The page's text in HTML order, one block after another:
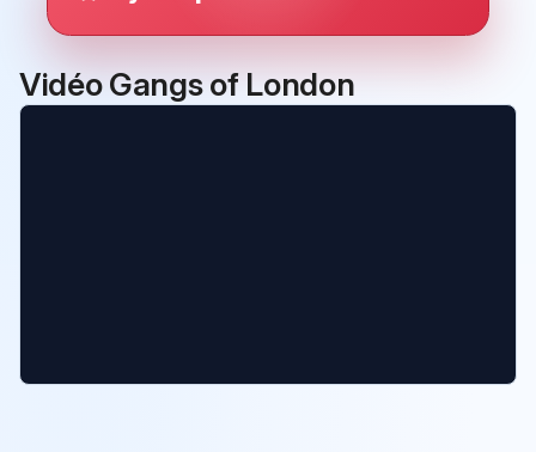
Vidéo Gangs of London